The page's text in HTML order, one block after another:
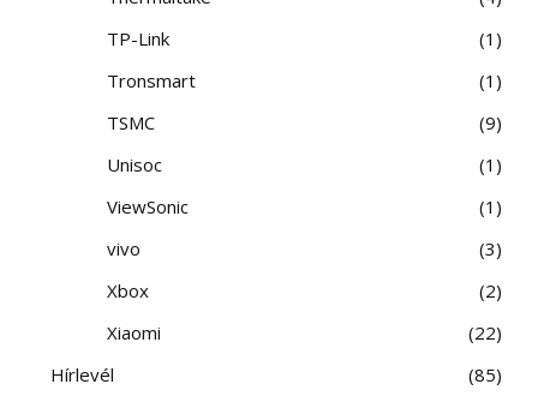
TP-Link
1
Tronsmart
1
TSMC
9
Unisoc
1
ViewSonic
1
vivo
3
Xbox
2
Xiaomi
22
Hírlevél
85